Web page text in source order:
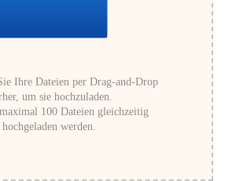
Ihre Dateien per Drag-and-Drop
um sie hochzuladen.
100 Dateien gleichzeitig
hochgeladen werden.